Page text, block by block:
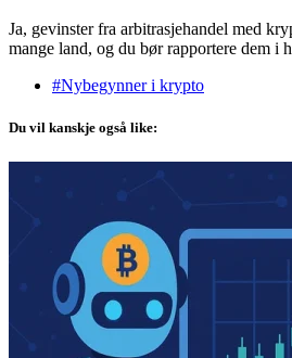
Ja, gevinster fra arbitrasjehandel med
mange land, og du bør rapportere dem i
#Nybegynner i krypto
Du vil kanskje også like: